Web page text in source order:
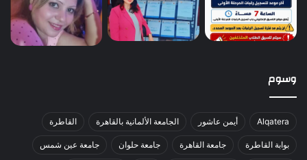
وسوم
Alqatera أيمن عاشور الجامعة الألمانية بالقاهرة القاطرة
بوابة القاطرة جامعة القاهرة جامعة حلوان جامعة عين شمس